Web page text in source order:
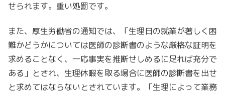
せられます。重い処罰です。
また、厚生労働省の通知では、「生理日の就業が著しく困
難かどうかについては医師の診断書のような厳格な証明を
求めることなく、一応事実を推断せしめるに足れば充分で
ある」とされ、生理休暇を取る場合に医師の診断書を出せ
と求めてはならないとされています。「生理によって業務